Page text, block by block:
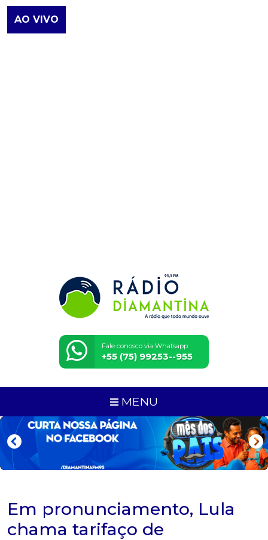
AO VIVO
Fale conosco via Whatsapp:
+55 (75) 99253--955
MENU
Em pronunciamento, Lula
chama tarifaço de